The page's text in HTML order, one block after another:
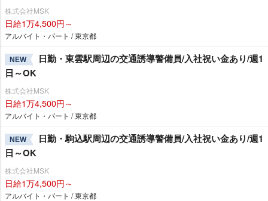
株式会社MSK
日給1万4,500円～
アルバイト・パート / 東京都
NEW
日勤・東雲駅周辺の交通誘導警備員/入社祝い金あり/週1
日～OK
株式会社MSK
日給1万4,500円～
アルバイト・パート / 東京都
NEW
日勤・駒込駅周辺の交通誘導警備員/入社祝い金あり/週1
日～OK
株式会社MSK
日給1万4,500円～
アルバイト・パート / 東京都